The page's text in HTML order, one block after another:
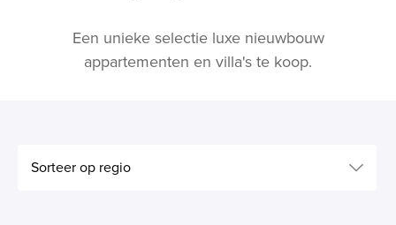
Een unieke selectie luxe nieuwbouw
appartementen en villa's te koop.
Sorteer op regio